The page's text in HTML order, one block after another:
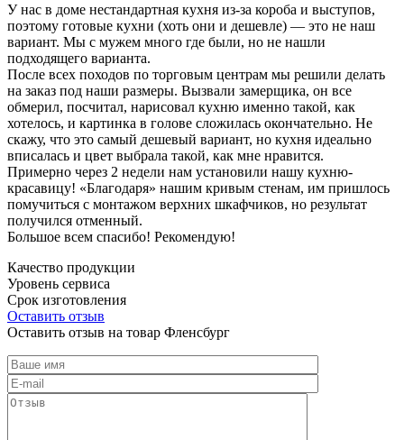
У нас в доме нестандартная кухня из-за короба и выступов,
поэтому готовые кухни (хоть они и дешевле) — это не наш
вариант. Мы с мужем много где были, но не нашли
подходящего варианта.
После всех походов по торговым центрам мы решили делать
на заказ под наши размеры. Вызвали замерщика, он все
обмерил, посчитал, нарисовал кухню именно такой, как
хотелось, и картинка в голове сложилась окончательно. Не
скажу, что это самый дешевый вариант, но кухня идеально
вписалась и цвет выбрала такой, как мне нравится.
Примерно через 2 недели нам установили нашу кухню-
красавицу! «Благодаря» нашим кривым стенам, им пришлось
помучиться с монтажом верхних шкафчиков, но результат
получился отменный.
Большое всем спасибо! Рекомендую!
Качество продукции
Уровень сервиса
Срок изготовления
Оставить отзыв
Оставить отзыв на товар Фленсбург